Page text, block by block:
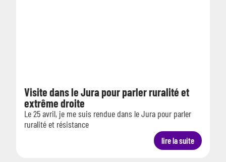
Visite dans le Jura pour parler ruralité et
extrême droite
Le 25 avril, je me suis rendue dans le Jura pour parler
ruralité et résistance
lire la suite